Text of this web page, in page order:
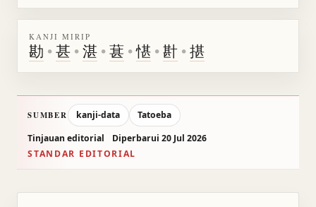
KANJI MIRIP
勘 •甚 •湛 •葚 •愖 •卙 •揕
SUMBER kanji-data
Tatoeba
Tinjauan editorial
Diperbarui 20 Jul 2026
STANDAR EDITORIAL